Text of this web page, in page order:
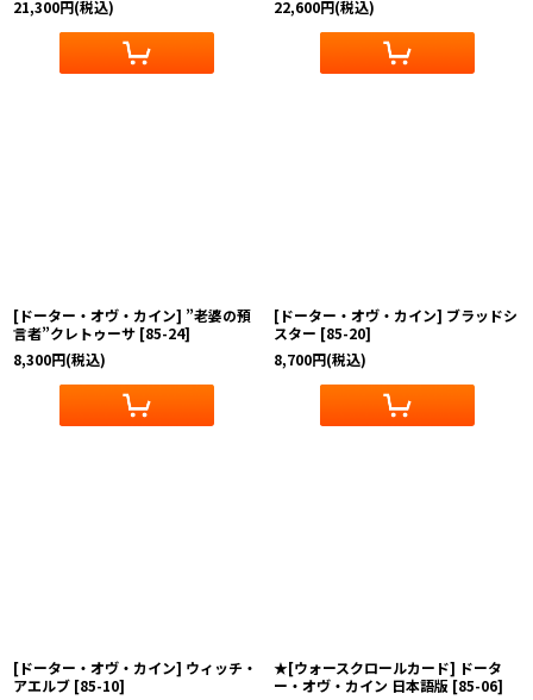
21,300円(税込) 22,600円(税込)
[ドーター・オヴ・カイン] ”老婆の預
言者”クレトゥーサ [85-24]
8,300円(税込)
[ドーター・オヴ・カイン] ブラッドシ
スター [85-20]
8,700円(税込)
[ドーター・オヴ・カイン] ウィッチ・
アエルブ [85-10]
★[ウォースクロールカード] ドータ
ー・オヴ・カイン 日本語版 [85-06]